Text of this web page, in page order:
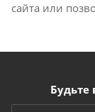
сайта или
Будьте